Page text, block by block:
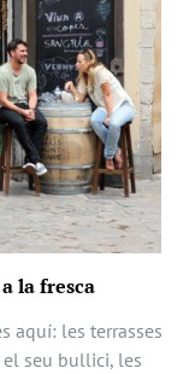
la fresca
aquí: les terrasses
el seu bullici, les